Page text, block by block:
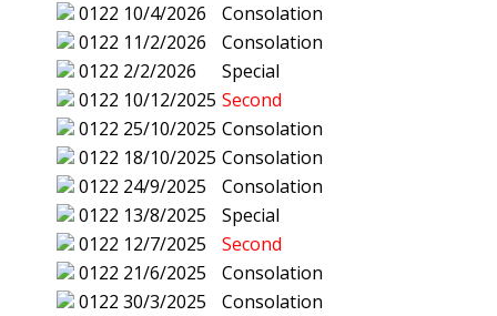
0122 10/4/2026
Consolation
0122 11/2/2026
Consolation
0122 2/2/2026
Special
0122 10/12/2025 Second
0122 25/10/2025 Consolation
0122 18/10/2025 Consolation
0122 24/9/2025
Consolation
0122 13/8/2025
Special
0122 12/7/2025
Second
0122 21/6/2025
Consolation
0122 30/3/2025
Consolation